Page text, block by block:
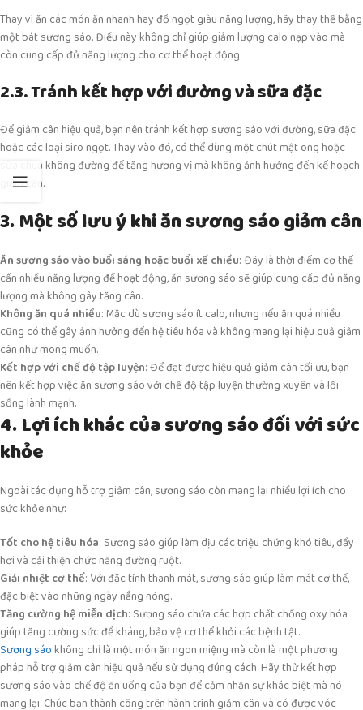
Thay vì ăn các món ăn nhanh hay đồ ngọt giàu năng lượng, hãy thay thế bằng
một bát sương sáo. Điều này không chỉ giúp giảm lượng calo nạp vào mà
còn cung cấp đủ năng lượng cho cơ thể hoạt động.
2.3. Tránh kết hợp với đường và sữa đặc
Để giảm cân hiệu quả, bạn nên tránh kết hợp sương sáo với đường, sữa đặc
hoặc các loại siro ngọt. Thay vào đó, có thể dùng một chút mật ong hoặc
sữa chua không đường để tăng hương vị mà không ảnh hưởng đến kế hoạch
giảm cân.
3. Một số lưu ý khi ăn sương sáo giảm cân
Ăn sương sáo vào buổi sáng hoặc buổi xế chiều: Đây là thời điểm cơ thể
cần nhiều năng lượng để hoạt động, ăn sương sáo sẽ giúp cung cấp đủ năng
lượng mà không gây tăng cân.
Không ăn quá nhiều: Mặc dù sương sáo ít calo, nhưng nếu ăn quá nhiều
cũng có thể gây ảnh hưởng đến hệ tiêu hóa và không mang lại hiệu quả giảm
cân như mong muốn.
Kết hợp với chế độ tập luyện: Để đạt được hiệu quả giảm cân tối ưu, bạn
nên kết hợp việc ăn sương sáo với chế độ tập luyện thường xuyên và lối
sống lành mạnh.
4. Lợi ích khác của sương sáo đối với sức
khỏe
Ngoài tác dụng hỗ trợ giảm cân, sương sáo còn mang lại nhiều lợi ích cho
sức khỏe như:
Tốt cho hệ tiêu hóa: Sương sáo giúp làm dịu các triệu chứng khó tiêu, đầy
hơi và cải thiện chức năng đường ruột.
Giải nhiệt cơ thể: Với đặc tính thanh mát, sương sáo giúp làm mát cơ thể,
đặc biệt vào những ngày nắng nóng.
Tăng cường hệ miễn dịch: Sương sáo chứa các hợp chất chống oxy hóa
giúp tăng cường sức đề kháng, bảo vệ cơ thể khỏi các bệnh tật.
Sương sáokhông chỉ là một món ăn ngon miệng mà còn là một phương
pháp hỗ trợ giảm cân hiệu quả nếu sử dụng đúng cách. Hãy thử kết hợp
sương sáo vào chế độ ăn uống của bạn để cảm nhận sự khác biệt mà nó
mang lại. Chúc bạn thành công trên hành trình giảm cân và có được vóc